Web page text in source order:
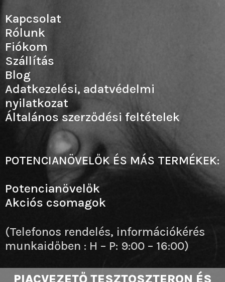
PIACVEZETŐ TESZTOSZTERON ÉS
Kapcsolat
Rólunk
Fiókom
Szállítás
Blog
Adatkezelési, adatvédelmi
nyilatkozat
Általános szerződési feltételek
POTENCIANÖVELŐK ÉS MÁS TERMÉKEK:
Potencianövelők
Akciós csomagok
(Telefonos rendelés, információkérés
munkaidőben : H – P: 9:00 – 16:00)